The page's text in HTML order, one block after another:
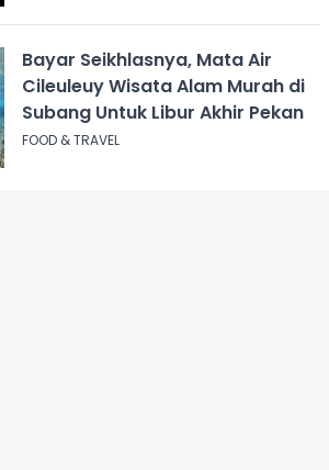
Bayar Seikhlasnya, Mata Air
Cileuleuy Wisata Alam Murah di
Subang Untuk Libur Akhir Pekan
FOOD & TRAVEL